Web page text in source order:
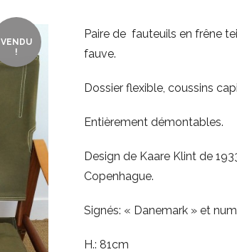
VENDU
!
Paire de fauteuils en frêne
fauve.
Dossier flexible, coussins
Entièrement démontables.
Design de Kaare Klint de
Copenhague.
Signés: « Danemark » et
H.: 81cm